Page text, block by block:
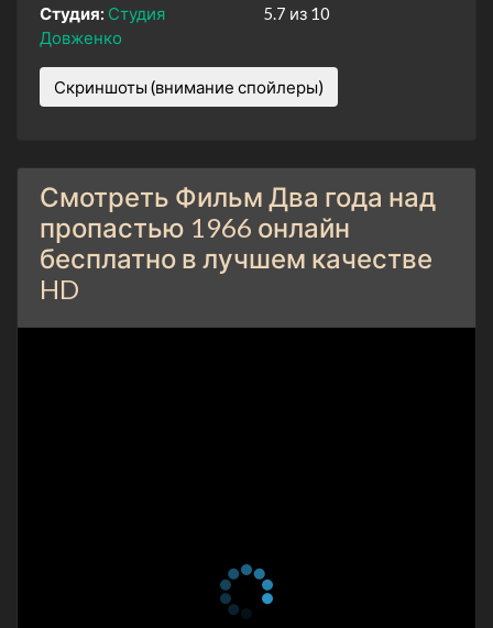
Студия: Студия
Довженко
5.7 из 10
Скриншоты (внимание спойлеры)
Смотреть Фильм Два года над
пропастью 1966 онлайн
бесплатно в лучшем качестве
HD